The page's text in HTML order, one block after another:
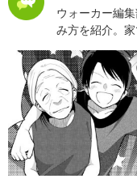
ウォーカー編
み方を紹介。